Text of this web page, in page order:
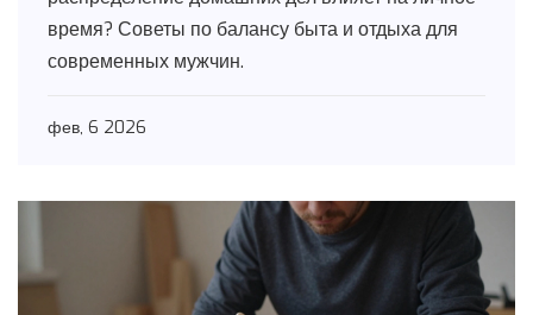
время? Советы по балансу быта и отдыха для
современных мужчин.
фев, 6 2026